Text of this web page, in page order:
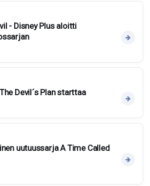
- Disney Plus aloitti
Devil´s Plan starttaa
uutuussarja A Time Called